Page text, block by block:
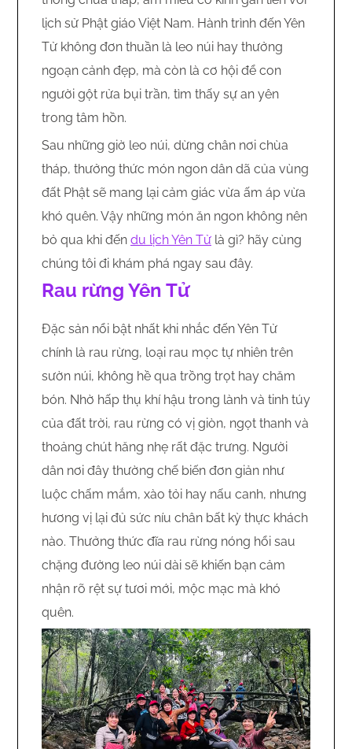
lịch sử Phật giáo Việt Nam. Hành trình đến Yên
Tử không đơn thuần là leo núi hay thưởng
ngoạn cảnh đẹp, mà còn là cơ hội để con
người gột rửa bụi trần, tìm thấy sự an yên
trong tâm hồn.
Sau những giờ leo núi, dừng chân nơi chùa
tháp, thưởng thức món ngon dân dã của vùng
đất Phật sẽ mang lại cảm giác vừa ấm áp vừa
khó quên. Vậy những món ăn ngon không nên
bỏ qua khi đến du lịch Yên Tử là gì? hãy cùng
chúng tôi đi khám phá ngay sau đây.
Rau rừng Yên Tử
Đặc sản nổi bật nhất khi nhắc đến Yên Tử
chính là rau rừng, loại rau mọc tự nhiên trên
sườn núi, không hề qua trồng trọt hay chăm
bón. Nhờ hấp thụ khí hậu trong lành và tinh túy
của đất trời, rau rừng có vị giòn, ngọt thanh và
thoảng chút hăng nhẹ rất đặc trưng. Người
dân nơi đây thường chế biến đơn giản như
luộc chấm mắm, xào tỏi hay nấu canh, nhưng
hương vị lại đủ sức níu chân bất kỳ thực khách
nào. Thưởng thức đĩa rau rừng nóng hổi sau
chặng đường leo núi dài sẽ khiến bạn cảm
nhận rõ rệt sự tươi mới, mộc mạc mà khó
quên.